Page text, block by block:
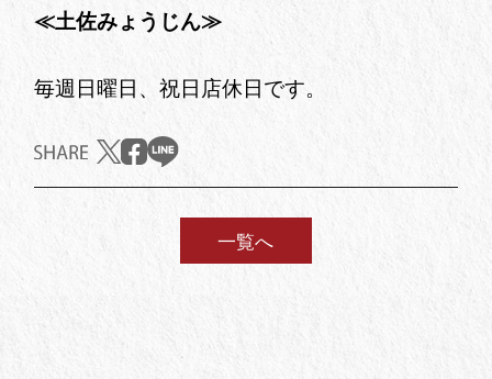
≪土佐みょうじん≫
毎週日曜日、祝日店休日です。
一覧へ